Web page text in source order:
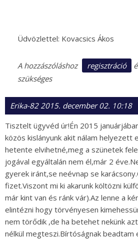
Üdvözlettel: Kovacsics Ákos
A hozzászóláshoz regisztráció
szükséges
Erika-82 2015. december 02. 10:18
Tisztelt ügyvéd úr!Én 2015
közös kislányunk akit nálam helyezett
hetente elvihetné,meg a szünetek
jogával egyáltalán nem él,már 2
gyerek iránt,se neévnap se
fizet.Viszont mi ki akarunk költözni
már kint van és ránk vár).Az lenne a
elintézni hogy törvényesen
nem törődik ,de ha betehet nekünk
nélkül megteszi.Bírtóságnak beadtam